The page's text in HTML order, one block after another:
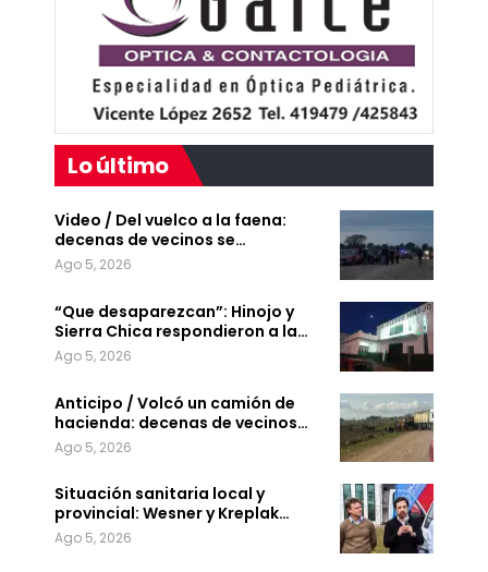
Lo último
Video / Del vuelco a la faena:
decenas de vecinos se…
Ago 5, 2026
“Que desaparezcan”: Hinojo y
Sierra Chica respondieron a la…
Ago 5, 2026
Anticipo / Volcó un camión de
hacienda: decenas de vecinos…
Ago 5, 2026
Situación sanitaria local y
provincial: Wesner y Kreplak…
Ago 5, 2026